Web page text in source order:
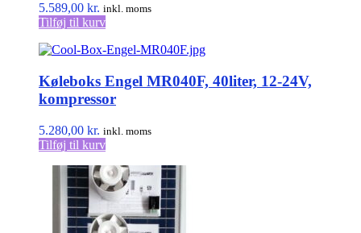
5.589,00 kr. inkl. moms
Tilføj til kurv
Køleboks Engel MR040F, 40liter, 12-24V,
kompressor
5.280,00 kr. inkl. moms
Tilføj til kurv